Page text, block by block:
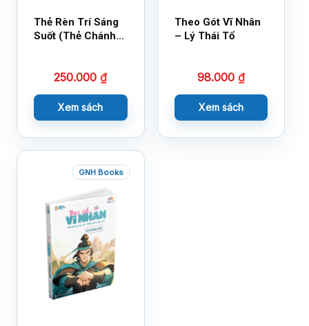
Thẻ Rèn Trí Sáng
Suốt (Thẻ Chánh
250.000₫
Xem sách
Theo Gót Vĩ Nhân
– Lý Thái Tổ
98.000 ₫
Xem sách
GNH Books